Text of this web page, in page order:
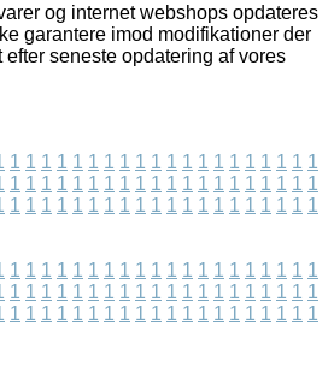
og internet webshops opdateres
garantere imod modifikationer der
seneste opdatering af vores
1 1 1 1 1 1 1 1 1 1 1 1 1 1 1 1 1 1 1 1
1 1 1 1 1 1 1 1 1 1 1 1 1 1 1 1 1 1 1 1
1 1 1 1 1 1 1 1 1 1 1 1 1 1 1 1 1 1 1 1
1 1 1 1 1 1 1 1 1 1 1 1 1 1 1 1 1 1 1 1
1 1 1 1 1 1 1 1 1 1 1 1 1 1 1 1 1 1 1 1
1 1 1 1 1 1 1 1 1 1 1 1 1 1 1 1 1 1 1 1